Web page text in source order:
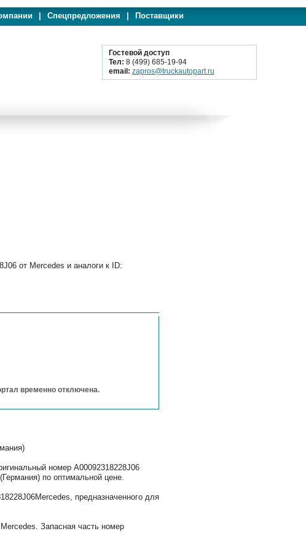
Спецпредложения Поставщики
Гостевой доступ
Тел: 8 (499) 685-19-94
email: zapros@truckautopart.ru
от Mercedes и аналоги к ID:
временно отключена.
номер A00092318228J06
по оптимальной цене.
предназначенного для
Запасная часть номер